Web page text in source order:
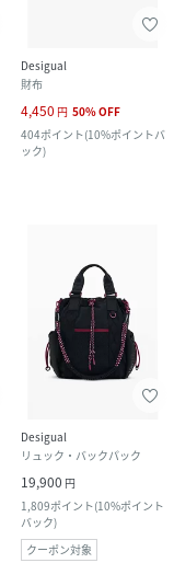
Desigual
財布
4,450 円 50%OFF
404ポイント(10%ポイントバ
ック)
Desigual
リュック・バックパック
19,900 円
1,809ポイント(10%ポイント
バック)
クーポン対象